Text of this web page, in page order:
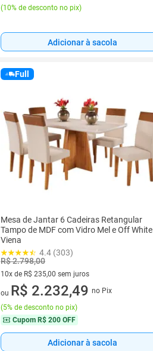
(10% de desconto no pix)
Adicionar à sacola
Full
Mesa de Jantar 6 Cadeiras Retangular
Tampo de MDF com Vidro Mel e Off White
Viena
4.4 (303)
R$ 2.798,00
10x de R$ 235,00 sem juros
10 vez de R$ 235,00 sem juros
ou R$ 2.232,49 no Pix
(5% de desconto no pix)
Cupom R$ 200 OFF
Adicionar à sacola